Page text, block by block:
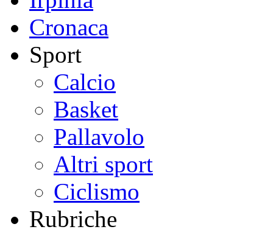
Cronaca
Sport
Calcio
Basket
Pallavolo
Altri sport
Ciclismo
Rubriche